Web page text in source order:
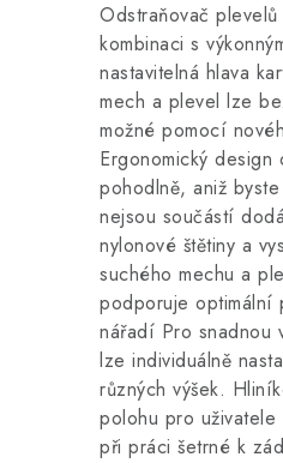
Odstraňovač
kombinaci s
nastavitelná hlava
mech a plevel lze
možné pomocí
Ergonomický
pohodlně, aniž
nejsou součástí
nylonové štětiny a
suchého mechu a
podporuje optimální
nářadí Pro snadnou
lze individuálně
různých výšek.
polohu pro
při práci šetrné k